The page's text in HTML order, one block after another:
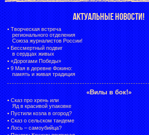
АКТУАЛЬНЫЕ НОВОСТИ!
• Творческая встреча
регионального отделения
Союза журналистов России!
• Бессмертный подвиг
в сердцах живых
• «Дорогами Победы»
• 9 Мая в деревне Фокино:
память и живая традиция
«Вилы в бок!»
• Сказ про хрень или
Яд в красивой упаковке
• Пустили козла в огород?
• Сказ о сельском тандеме
• Лось – самоубийца?